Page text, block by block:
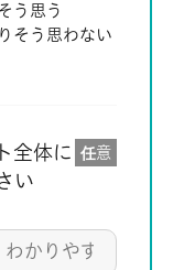
う思う
そう思わない
全体に
い
任意